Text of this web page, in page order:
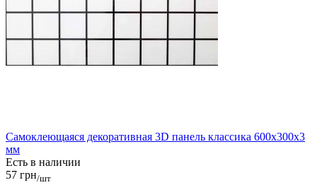
Самоклеющаяся декоративная 3D панель классика 600x300x3
мм
Есть в наличии
57 грн/шт